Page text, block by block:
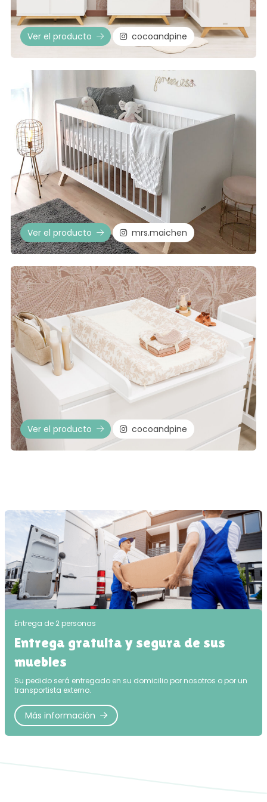
Ver el producto cocoandpine
Ver el producto mrs.maichen
Ver el producto cocoandpine
Entrega de 2 personas
Entrega gratuita y segura de sus
muebles
Su pedido será entregado en su domicilio por nosotros o por un
transportista externo.
Más información